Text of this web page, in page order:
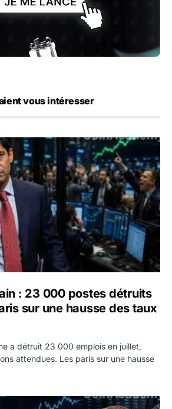
vous intéresser
23 000 postes détruits en juillet, les
: 23 000 postes détruits
sur une hausse des taux
a détruit 23 000 emplois en juillet,
attendues. Les paris sur une hausse
vendu des euros sans prévenir la